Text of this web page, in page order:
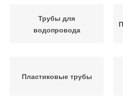
Трубы для
водопровода
Пластиковые трубы